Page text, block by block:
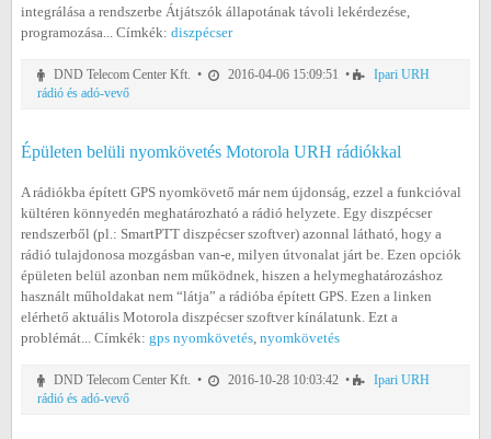
integrálása a rendszerbe Átjátszók állapotának távoli lekérdezése,
programozása... Címkék: diszpécser
DND Telecom Center Kft. • 2016-04-06 15:09:51 •
Ipari URH
rádió és adó-vevő
Épületen belüli nyomkövetés Motorola URH rádiókkal
A rádiókba épített GPS nyomkövető már nem újdonság, ezzel a funkcióval
kültéren könnyedén meghatározható a rádió helyzete. Egy diszpécser
rendszerből (pl.: SmartPTT diszpécser szoftver) azonnal látható, hogy a
rádió tulajdonosa mozgásban van-e, milyen útvonalat járt be. Ezen opciók
épületen belül azonban nem működnek, hiszen a helymeghatározáshoz
használt műholdakat nem “látja” a rádióba épített GPS. Ezen a linken
elérhető aktuális Motorola diszpécser szoftver kínálatunk. Ezt a
problémát... Címkék: gps nyomkövetés nyomkövetés
DND Telecom Center Kft. • 2016-10-28 10:03:42 •
Ipari URH
rádió és adó-vevő